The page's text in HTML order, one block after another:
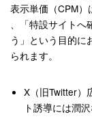
表示単価（CPM
、「特設サイト
う」という目的に
られます。
X（旧Twitter）
ト誘導には潤